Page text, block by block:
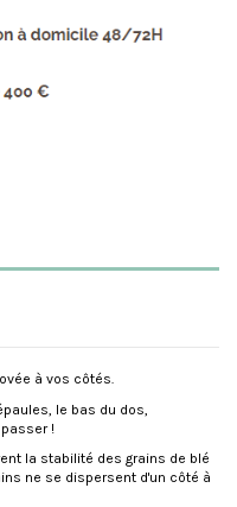
à vos côtés.
le bas du dos,
!
la stabilité des grains de blé
ne se dispersent d'un côté à